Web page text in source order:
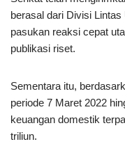
berasal dari Divisi
pasukan reaksi cepat
publikasi riset.
Sementara itu,
periode 7 Maret 2022
keuangan domestik
triliun.